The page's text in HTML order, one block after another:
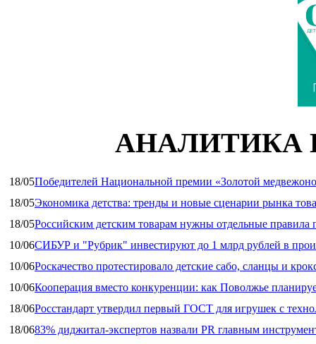
АНАЛИТИКА
18/05Победителей Национальной премии «Золотой
18/05Экономика детства: тренды и новые сценарии рынка
18/05Российским детским товарам нужны отдельные правила
10/06СИБУР и "Рубрик" инвестируют до 1 млрд рублей в
10/06Роскачество протестировало детские сабо, сланцы и
10/06Кооперация вместо конкуренции: как Поволжье
18/06Росстандарт утвердил первый ГОСТ для игрушек с
18/0683% диджитал‑экспертов назвали PR главным